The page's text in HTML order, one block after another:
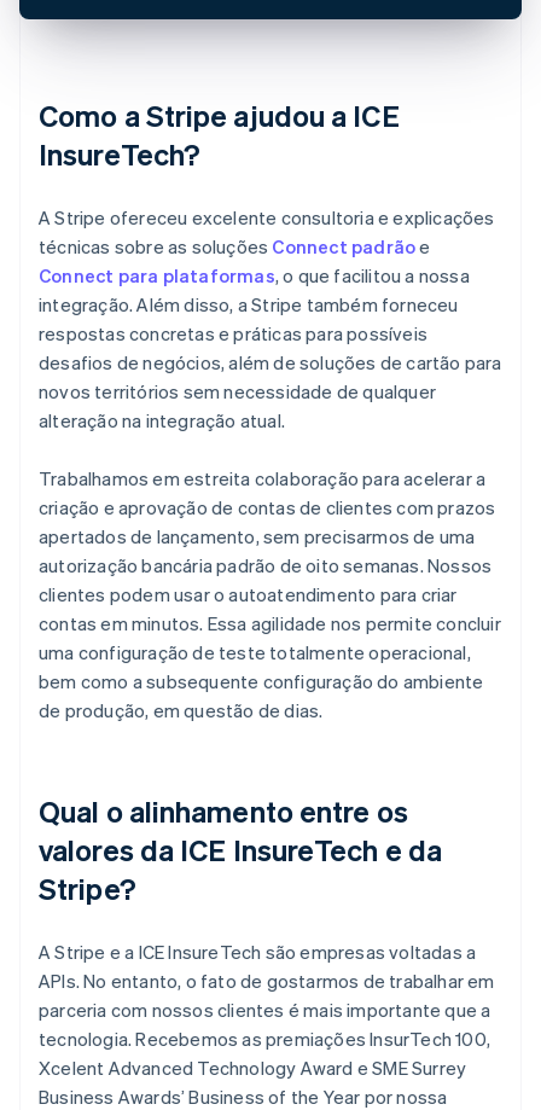
Como a Stripe ajudou a ICE
InsureTech?
A Stripe ofereceu excelente consultoria e explicações
técnicas sobre as soluções Connect padrãoe
Connect para plataformas, o que facilitou a nossa
integração. Além disso, a Stripe também forneceu
respostas concretas e práticas para possíveis
desafios de negócios, além de soluções de cartão para
novos territórios sem necessidade de qualquer
alteração na integração atual.
Trabalhamos em estreita colaboração para acelerar a
criação e aprovação de contas de clientes com prazos
apertados de lançamento, sem precisarmos de uma
autorização bancária padrão de oito semanas. Nossos
clientes podem usar o autoatendimento para criar
contas em minutos. Essa agilidade nos permite concluir
uma configuração de teste totalmente operacional,
bem como a subsequente configuração do ambiente
de produção, em questão de dias.
Qual o alinhamento entre os
valores da ICE InsureTech e da
Stripe?
A Stripe e a ICE InsureTech são empresas voltadas a
APIs. No entanto, o fato de gostarmos de trabalhar em
parceria com nossos clientes é mais importante que a
tecnologia. Recebemos as premiações InsurTech 100,
Xcelent Advanced Technology Award e SME Surrey
Business Awards’ Business of the Year por nossa